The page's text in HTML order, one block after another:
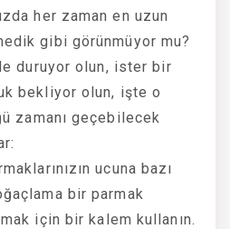
her zaman en uzun
gibi görünmüyor mu?
duruyor olun, ister bir
bekliyor olun, işte o
zamanı geçebilecek
ucuna bazı
bir parmak
için bir kalem kullanın.